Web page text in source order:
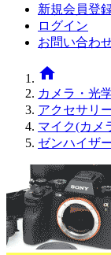
新規会員登
ログイン
お問い合わ
home
カメラ・光
アクセサリ
マイク(カメ
ゼンハイザ